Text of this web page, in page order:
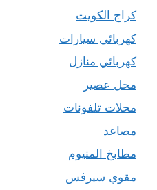
كراج الكويت
كهربائي سيارات
كهربائي منازل
محل عصير
محلات تلفونات
مصاعد
مطابخ المنيوم
مقوي سيرفس